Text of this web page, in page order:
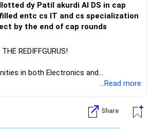
preference for the ICICI Prudential
keeping one manufacturing fund can
be reviewed for exit and consolidation.
all four on one day blindly. Check
As Non-Performing
dy Patil akurdi AI DS in cap
entc cs IT and cs specialization
by the end of cap rounds
REDIFFGURUS!
in both Electronics and
(EnTC) and Information Technology
is yours. Given that the field is
you must be ready to accept various
Additionally, consider pursuing
...Read more
Share